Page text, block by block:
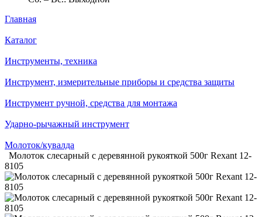
Главная
Каталог
Инструменты, техника
Инструмент, измерительные приборы и средства защиты
Инструмент ручной, средства для монтажа
Ударно-рычажный инструмент
Молоток/кувалда
Молоток слесарный с деревянной рукояткой 500г Rexant 12-
8105